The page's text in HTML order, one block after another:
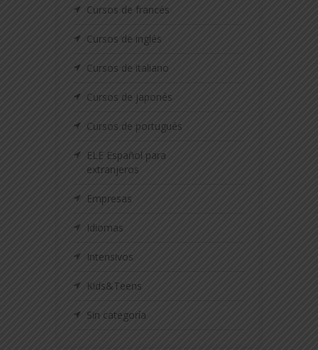
Cursos de francés
Cursos de inglés
Cursos de italiano
Cursos de japonés
Cursos de portugués
ELE Español para
extranjeros
Empresas
Idiomas
Intensivos
Kids&Teens
Sin categoría